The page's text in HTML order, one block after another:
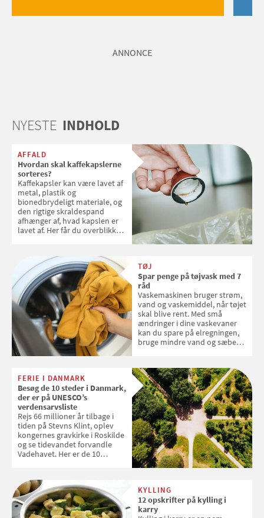
ANNONCE
NYESTE INDHOLD
AFFALD
Hvordan skal kaffekapslerne
sorteres?
Kaffekapsler kan være lavet af
metal, plastik og
bionedbrydeligt materiale, og
den rigtige skraldespand
afhænger af, hvad kapslen er
lavet af. Her får du overblikket
TØJ
Spar penge på tøjvask med 7
råd
Vaskemaskinen bruger strøm,
vand og vaskemiddel, når tøjet
skal blive rent. Med små
ændringer i dine vaskevaner
kan du spare på elregningen,
bruge mindre vand og sæbe
enkle råd til at spare penge på
tøjvasken
FERIE I DANMARK
Besøg de 10 steder i Danmark,
der er på UNESCO’s
verdensarvsliste
Rejs 66 millioner år tilbage i
tiden på Stevns Klint, oplev
kongernes gravkirke i Roskilde
og se tidevandet forvandle
Vadehavet. Her er de 10
KYLLING
12 opskrifter på kylling i
karry